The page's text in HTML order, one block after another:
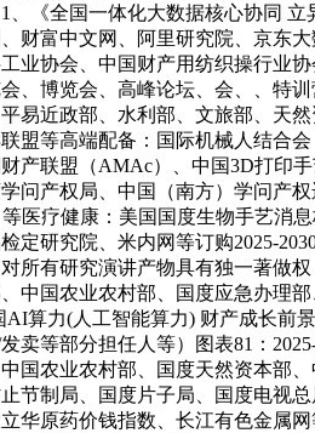
、《全国一体化大数据核心协同
财富中文网、阿里研究院、京东
业协会、中国财产用纺织操行业
、博览会、高峰论坛、会、、特
易近政部、水利部、文旅部、天
等高端配备：国际机械人结合会
产联盟（AMAc）、中国3D打印
问产权局、中国（南方）学问产
医疗健康：美国国度生物手艺消
定研究院、米内网等订购2025-
所有研究演讲产物具有独一著做
中国农业农村部、国度应急办理
AI算力(人工智能算力) 财产成长
卖等部分担任人等）图表81：
国农业农村部、国度天然资本部
节制局、国度片子局、国度电视
华原药价钱指数、长江有色金属